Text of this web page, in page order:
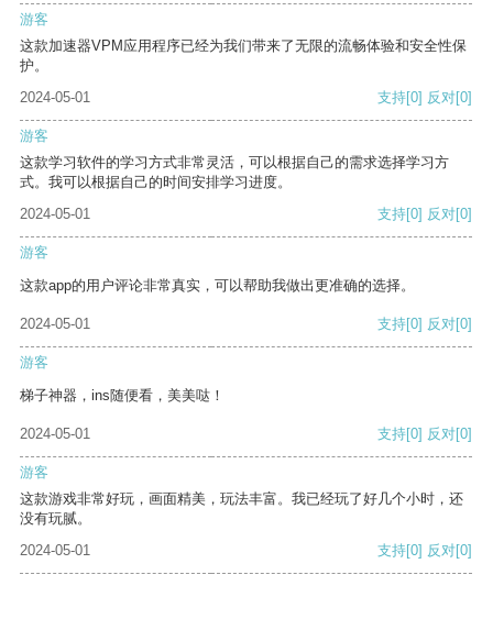
游客
这款加速器VPM应用程序已经为我们带来了无限的流畅体验和安全性保
护。
2024-05-01
支持[0] 反对[0]
游客
这款学习软件的学习方式非常灵活，可以根据自己的需求选择学习方
式。我可以根据自己的时间安排学习进度。
2024-05-01
支持[0] 反对[0]
游客
这款app的用户评论非常真实，可以帮助我做出更准确的选择。
2024-05-01 支持[0] 反对[0]
游客
梯子神器，ins随便看，美美哒！
2024-05-01 支持[0] 反对[0]
游客
这款游戏非常好玩，画面精美，玩法丰富。我已经玩了好几个小时，还
没有玩腻。
2024-05-01
支持[0] 反对[0]